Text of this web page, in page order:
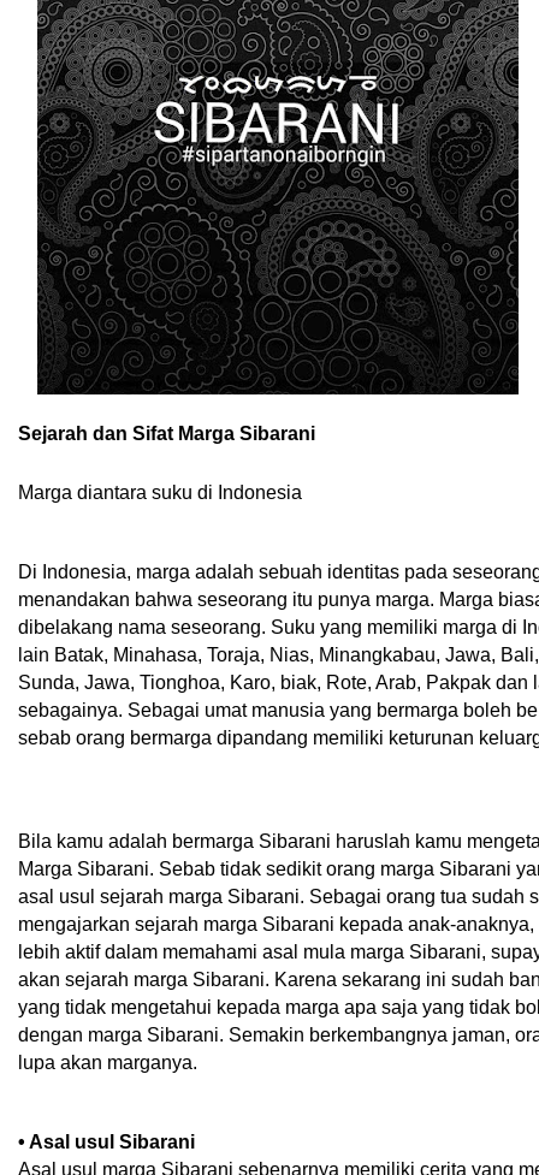
Sejarah dan Sifat Marga Sibarani
Marga diantara suku di Indonesia
Di Indonesia, marga adalah sebuah identitas pada
menandakan bahwa seseorang itu punya marga. Marga
dibelakang nama seseorang. Suku yang memiliki marga di
lain Batak, Minahasa, Toraja, Nias, Minangkabau, Jawa,
Sunda, Jawa, Tionghoa, Karo, biak, Rote, Arab, Pakpak dan
sebagainya. Sebagai umat manusia yang bermarga boleh
sebab orang bermarga dipandang memiliki keturunan
Bila kamu adalah bermarga Sibarani haruslah kamu
Marga Sibarani. Sebab tidak sedikit orang marga Sibarani
asal usul sejarah marga Sibarani. Sebagai orang tua sudah
mengajarkan sejarah marga Sibarani kepada anak-
lebih aktif dalam memahami asal mula marga Sibarani,
akan sejarah marga Sibarani. Karena sekarang ini sudah
yang tidak mengetahui kepada marga apa saja yang tidak
dengan marga Sibarani. Semakin berkembangnya jaman,
lupa akan marganya.
• Asal usul Sibarani
Asal usul marga Sibarani sebenarnya memiliki cerita yang